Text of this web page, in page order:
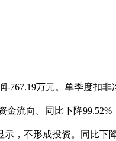
-767.19万元。单季度扣非
金流向。同比下降
示，不形成投资。同比下